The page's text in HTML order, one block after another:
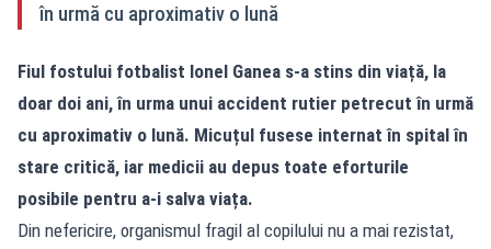
în urmă cu aproximativ o lună
Fiul fostului fotbalist Ionel Ganea s-a stins din viață, la
doar doi ani, în urma unui accident rutier petrecut în urmă
cu aproximativ o lună. Micuțul fusese internat în spital în
stare critică, iar medicii au depus toate eforturile
posibile pentru a-i salva viața.
Din nefericire, organismul fragil al copilului nu a mai rezistat,